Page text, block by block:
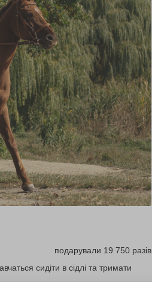
подарували 19 750 разів
сидіти в сідлі та тримати